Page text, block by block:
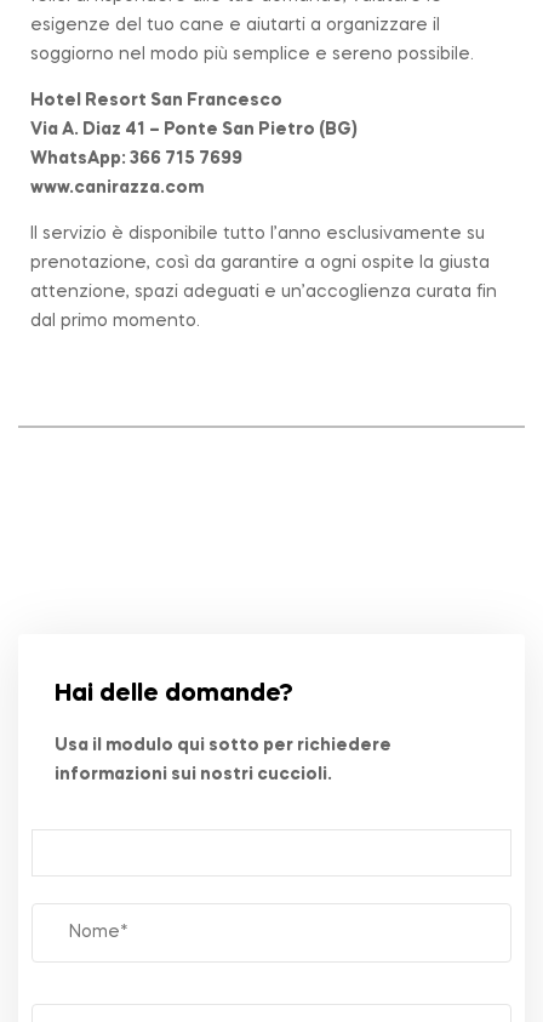
esigenze del tuo cane e aiutarti a organizzare il
soggiorno nel modo più semplice e sereno possibile.
Hotel Resort San Francesco
Via A. Diaz 41 – Ponte San Pietro (BG)
WhatsApp: 366 715 7699
www.canirazza.com
Il servizio è disponibile tutto l’anno esclusivamente su
prenotazione, così da garantire a ogni ospite la giusta
attenzione, spazi adeguati e un’accoglienza curata fin
dal primo momento.
Hai delle domande?
Usa il modulo qui sotto per richiedere
informazioni sui nostri cuccioli.